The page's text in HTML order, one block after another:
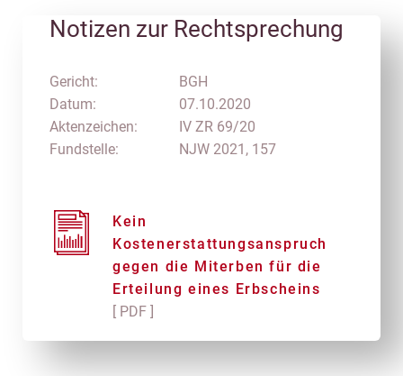
Notizen zur Rechtsprechung
Gericht:
Datum:
Aktenzeichen:
Fundstelle:
BGH
07.10.2020
IV ZR 69/20
NJW 2021, 157
Kein
Kostenerstattungsanspruch
gegen die Miterben für die
Erteilung eines Erbscheins
[ PDF ]